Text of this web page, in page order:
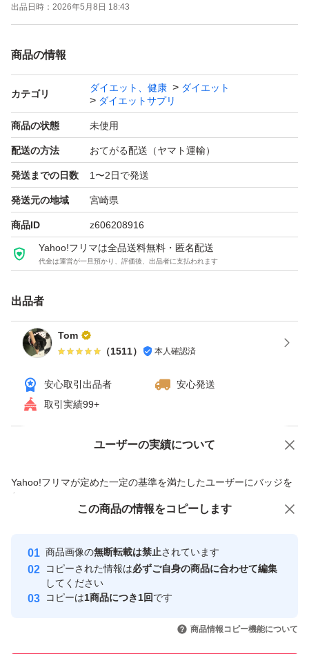
出品日時： 2026年5月8日 18:43
商品の情報
カテゴリ
ダイエット、健康
ダイエット
ダイエットサプリ
商品の状態 未使用
配送の方法 おてがる配送（ヤマト運輸）
発送までの日数 1〜2日で発送
発送元の地域 宮崎県
商品ID z606208916
Yahoo!フリマは全品送料無料・匿名配送
代金は運営が一旦預かり、評価後、出品者に支払われます
出品者
Tom
（1511） 本人確認済
安心取引出品者
安心発送
取引実績99+
ユーザーの実績について
Yahoo!フリマが定めた一定の基準を満たしたユーザーにバッジを
付与しています
安心取引出品者
心・安全なユーザーです
取引実績
引を完了させた実績があります
価格の相談 商品への質問
この商品の情報をコピーします
商品画像の無断転載は禁止されています
コピーされた情報は必ずご自身の商品に合わせて編集
してください
コピーは1商品につき1回です
商品情報コピー機能について
この商品をみている人にオススメ